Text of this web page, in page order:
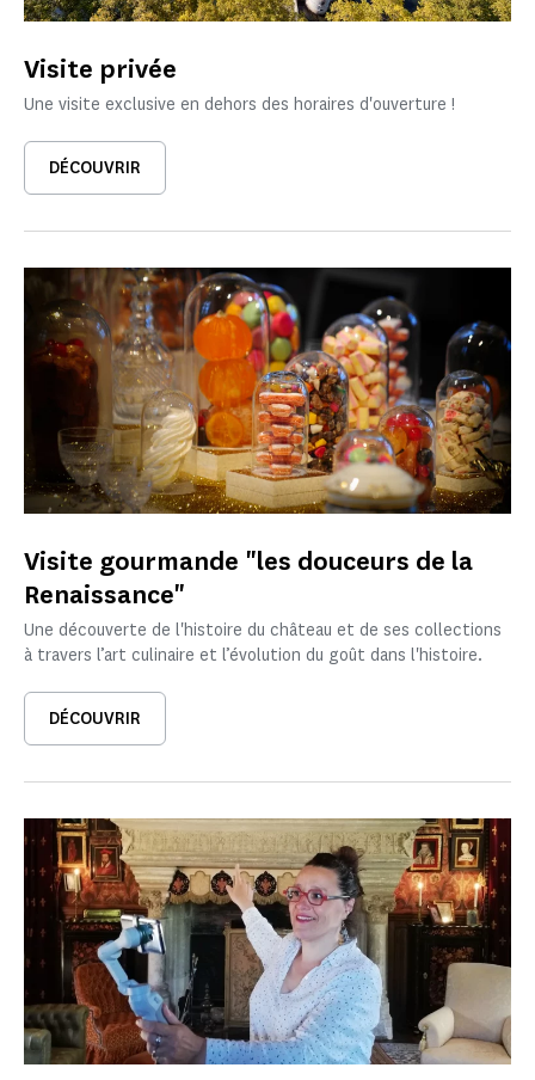
Visite privée
Une visite exclusive en dehors des horaires d'ouverture !
DÉCOUVRIR
Visite gourmande "les douceurs de la
Renaissance"
Une découverte de l'histoire du château et de ses collections
à travers l’art culinaire et l’évolution du goût dans l'histoire.
DÉCOUVRIR